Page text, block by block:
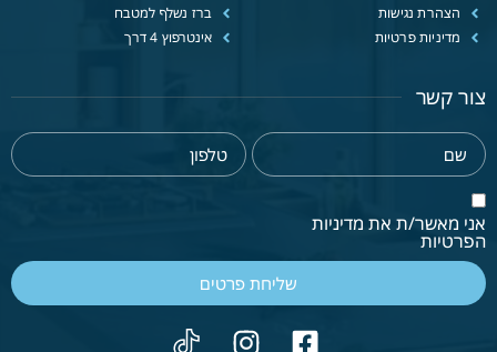
הצהרת נגישות
מדיניות פרטיות
ברז נשלף למטבח
אינטרפוץ 4 דרך
צור קשר
אני מאשר/ת את מדיניות
הפרטיות
שליחת פרטים